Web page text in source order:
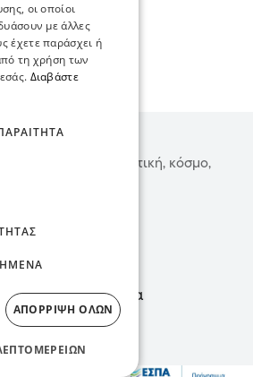
ειδήσεις για πολιτική, κόσμο,
πολιτισμό!
Ψυχαγωγία
οι οποίοι
με άλλες
έχετε παράσχει ή
τη χρήση των
Διαβάστε
ΑΠΌΡΡΙΨΗ ΌΛΩΝ